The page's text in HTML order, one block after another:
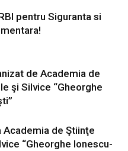
pentru Siguranta si
de Academia de
şi Silvice “Gheorghe
Academia de Ştiinţe
“Gheorghe Ionescu-